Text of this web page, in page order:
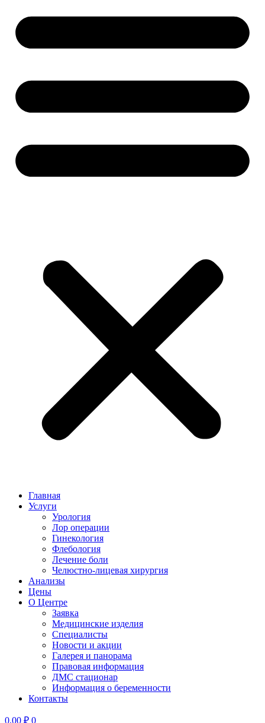
Главная
Услуги
Урология
Лор операции
Гинекология
Флебология
Лечение боли
Челюстно-лицевая хирургия
Анализы
Цены
О Центре
Заявка
Медицинские изделия
Специалисты
Новости и акции
Галерея и панорама
Правовая информация
ДМС стационар
Информация о беременности
Контакты
0,00 ₽ 0